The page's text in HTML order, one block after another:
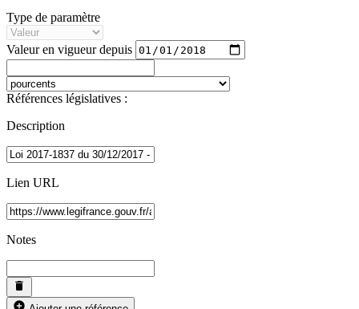
Type de paramètre
Valeur en vigueur depuis
Références législatives :
Description
Lien URL
Notes